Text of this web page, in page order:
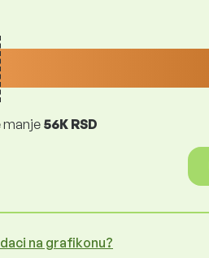
manje 56K RSD
na grafikonu?